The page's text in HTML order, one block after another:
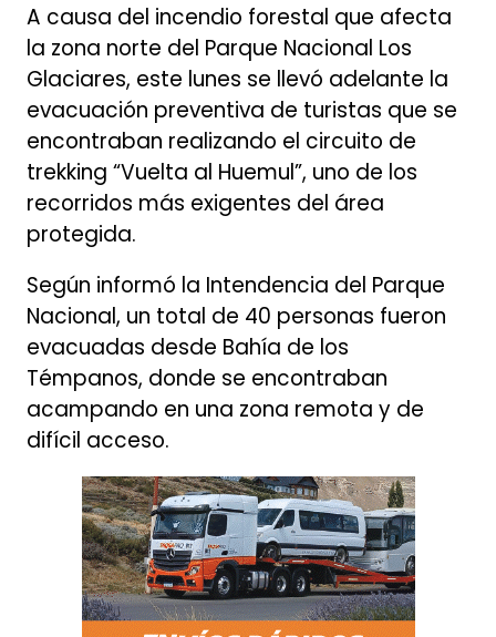
A causa del incendio forestal que afecta
la zona norte del Parque Nacional Los
Glaciares, este lunes se llevó adelante la
evacuación preventiva de turistas que se
encontraban realizando el circuito de
trekking “Vuelta al Huemul”, uno de los
recorridos más exigentes del área
protegida.
Según informó la Intendencia del Parque
Nacional, un total de 40 personas fueron
evacuadas desde Bahía de los
Témpanos, donde se encontraban
acampando en una zona remota y de
difícil acceso.